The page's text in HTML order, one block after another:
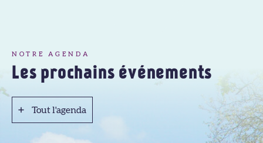
NOTRE AGENDA
Les prochains événements
Tout l'agenda
Tout l'agenda